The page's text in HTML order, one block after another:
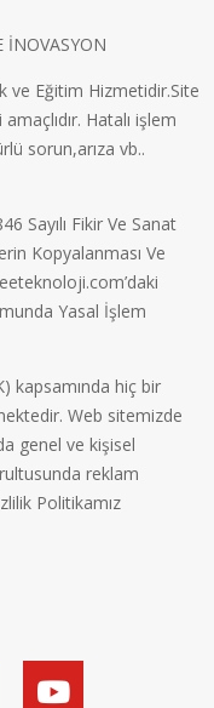
İNOVASYON
ve Eğitim Hizmetidir.Site
Hatalı işlem
sorun,arıza vb..
Sayılı Fikir Ve Sanat
Kopyalanması Ve
Yasal İşlem
kapsamında hiç bir
Web sitemizde
genel ve kişisel
reklam
Politikamız